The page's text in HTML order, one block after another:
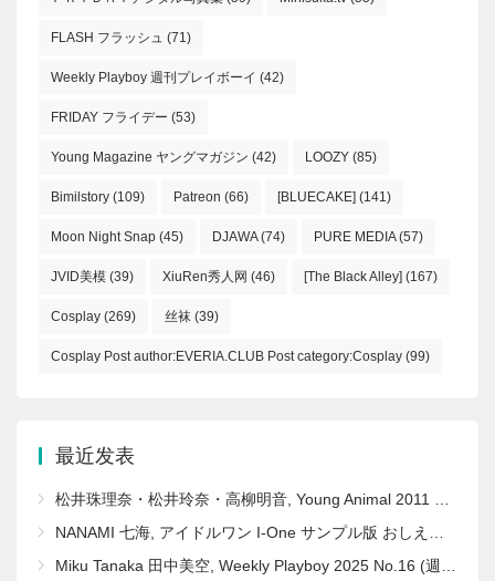
FLASH フラッシュ (71)
Weekly Playboy 週刊プレイボーイ (42)
FRIDAY フライデー (53)
Young Magazine ヤングマガジン (42) LOOZY (85)
Bimilstory (109) Patreon (66) [BLUECAKE] (141)
Moon Night Snap (45) DJAWA(74) PURE MEDIA(57)
JVID美模 (39) XiuRen秀人网 (46) [The Black Alley] (167)
Cosplay (269) 丝袜 (39)
Cosplay Post author:EVERIA.CLUB Post category:Cosplay (99)
最近发表
松井珠理奈・松井玲奈・高柳明音, Young Animal 2011 No.11 (ヤングアニマル 2011年11号)
NANAMI 七海, アイドルワン I-One サンプル版 おしえて！ななみ先生
Miku Tanaka 田中美空, Weekly Playboy 2025 No.16 (週刊プレイボーイ 2025年16号)